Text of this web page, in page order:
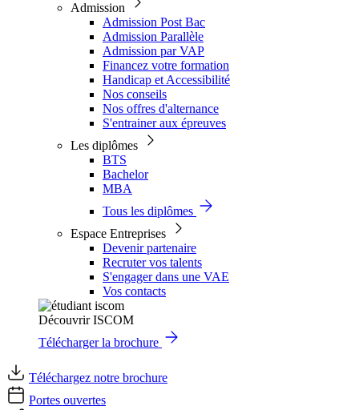
Admission
Admission Post Bac
Admission Parallèle
Admission par VAP
Financez votre formation
Handicap et Accessibilité
Nos conseils
Nos offres d'alternance
S'entrainer aux épreuves
Les diplômes
BTS
Bachelor
MBA
Tous les diplômes
Espace Entreprises
Devenir partenaire
Recruter vos talents
S'engager dans une VAE
Vos contacts
Découvrir ISCOM
Télécharger la brochure
Téléchargez notre brochure
Portes ouvertes